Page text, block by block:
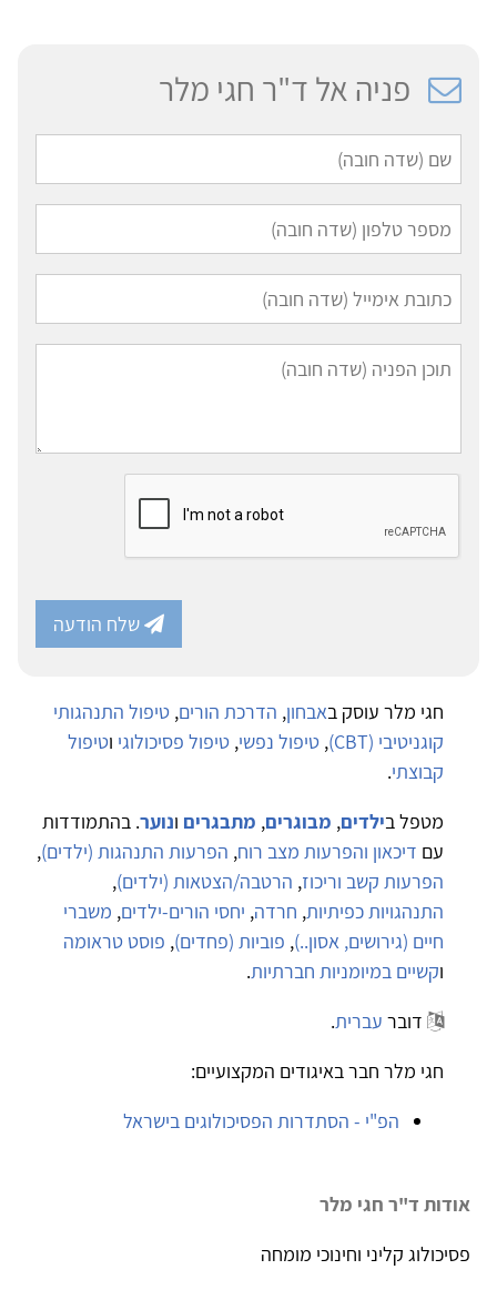
פניה אל ד"ר חגי מלר
שלח הודעה
חגי מלר עוסק באבחון, הדרכת הורים, טיפול התנהגותי
קוגניטיבי (CBT)
, טיפול נפשי, טיפול פסיכולוגי וטיפול
קבוצתי.
מטפל בילדים, מבוגרים, מתבגרים ונוער. בהתמודדות
עם דיכאון והפרעות מצב רוח, הפרעות התנהגות (ילדים),
הפרעות קשב וריכוז, הרטבה/הצטאות (ילדים),
התנהגויות כפיתיות, חרדה, יחסי הורים-ילדים, משברי
חיים (גירושים, אסון..), פוביות (פחדים), פוסט טראומה
וקשיים במיומניות חברתיות.
דובר עברית.
חגי מלר חבר באיגודים המקצועיים:
הפ"י - הסתדרות הפסיכולוגים בישראל
אודות ד"ר חגי מלר
פסיכולוג קליני וחינוכי מומחה